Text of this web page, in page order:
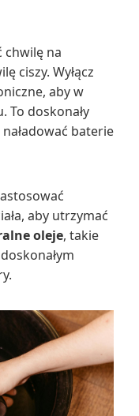
chwilę na
ciszy. Wyłącz
aby w
To doskonały
baterie
aby utrzymać
oleje, takie